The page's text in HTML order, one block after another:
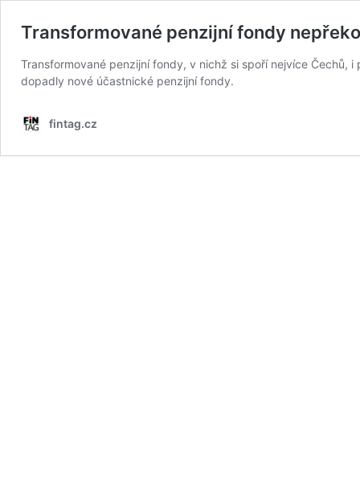
Transformované penzijní fondy
Transformované penzijní fondy, v nichž si spoří nejvíce Čechů,
dopadly nové účastnické penzijní fondy.
fintag.cz